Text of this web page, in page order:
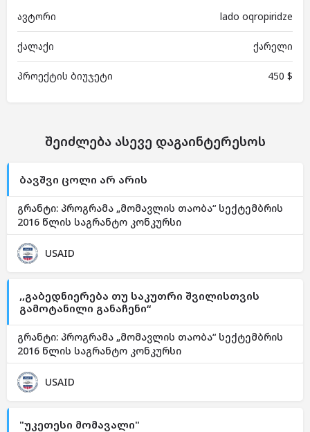
ავტორი
lado oqropiridze
ქალაქი ქარელი
პროექტის ბიუჯეტი 450 $
შეიძლება ასევე დაგაინტერესოს
ბავშვი ცოლი არ არის
გრანტი: პროგრამა „მომავლის თაობა“ სექტემბრის
2016 წლის საგრანტო კონკურსი
USAID
,,გაბედნიერება თუ საკუთრი შვილისთვის
გამოტანილი განაჩენი“
გრანტი: პროგრამა „მომავლის თაობა“ სექტემბრის
2016 წლის საგრანტო კონკურსი
USAID
"უკეთესი მომავალი"